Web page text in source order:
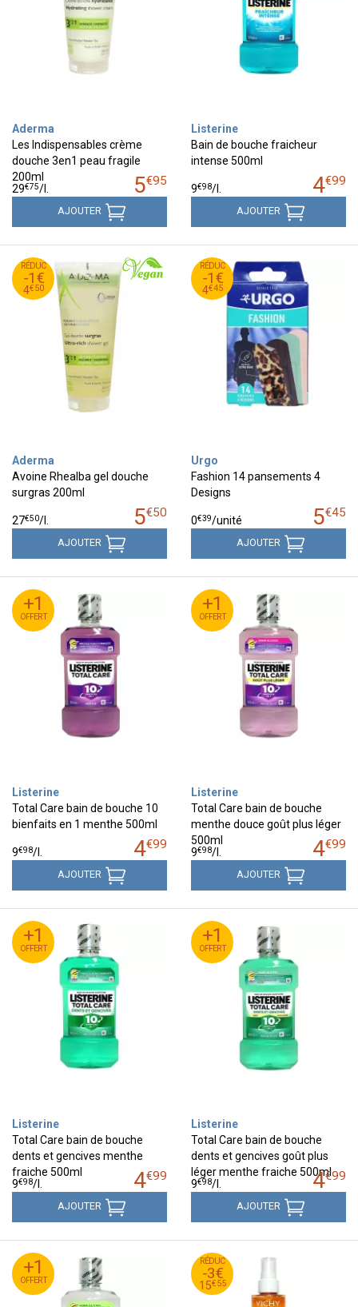
Aderma
Les Indispensables crème
douche 3en1 peau fragile
200ml
5€95
29€75/l.
AJOUTER
Listerine
Bain de bouche fraicheur
intense 500ml
4€99
9€98/l.
AJOUTER
RÉDUC
-1€
4€50
5
€
50
4
€
50
Aderma
Avoine Rhealba gel douche
surgras 200ml
5€50
27€50/l.
AJOUTER
RÉDUC
-1€
4€45
5
€
45
4
€
45
Urgo
Fashion 14 pansements 4
Designs
5€45
0€39/unité
AJOUTER
+1
OFFERT
+1
OFFERT
Listerine
Total Care bain de bouche 10
bienfaits en 1 menthe 500ml
4€99
9€98/l.
AJOUTER
+1
OFFERT
+1
OFFERT
Listerine
Total Care bain de bouche
menthe douce goût plus léger
500ml
4€99
9€98/l.
AJOUTER
+1
OFFERT
+1
OFFERT
Listerine
Total Care bain de bouche
dents et gencives menthe
fraiche 500ml
4€99
9€98/l.
AJOUTER
+1
OFFERT
+1
OFFERT
Listerine
Total Care bain de bouche
dents et gencives goût plus
léger menthe fraiche 500ml
4€99
9€98/l.
AJOUTER
+1
OFFERT
+1
OFFERT
RÉDUC
-3€
15€55
18
€
55
15
€
55